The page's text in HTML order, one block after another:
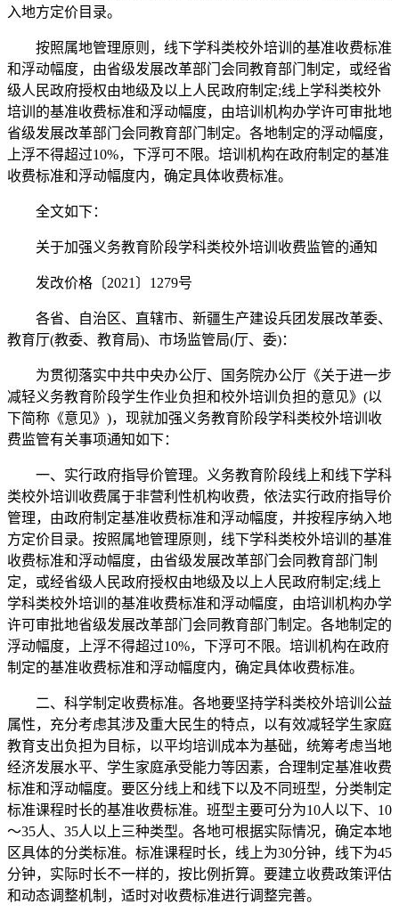
入地方定价目录。
按照属地管理原则，线下学科类校外培训的基准收费标准
和浮动幅度，由省级发展改革部门会同教育部门制定，或经省
级人民政府授权由地级及以上人民政府制定;线上学科类校外
培训的基准收费标准和浮动幅度，由培训机构办学许可审批地
省级发展改革部门会同教育部门制定。各地制定的浮动幅度，
上浮不得超过10%，下浮可不限。培训机构在政府制定的基准
收费标准和浮动幅度内，确定具体收费标准。
全文如下：
关于加强义务教育阶段学科类校外培训收费监管的通知
发改价格〔2021〕1279号
各省、自治区、直辖市、新疆生产建设兵团发展改革委、
教育厅(教委、教育局)、市场监管局(厅、委)：
为贯彻落实中共中央办公厅、国务院办公厅《关于进一步
减轻义务教育阶段学生作业负担和校外培训负担的意见》(以
下简称《意见》)，现就加强义务教育阶段学科类校外培训收
费监管有关事项通知如下：
一、实行政府指导价管理。义务教育阶段线上和线下学科
类校外培训收费属于非营利性机构收费，依法实行政府指导价
管理，由政府制定基准收费标准和浮动幅度，并按程序纳入地
方定价目录。按照属地管理原则，线下学科类校外培训的基准
收费标准和浮动幅度，由省级发展改革部门会同教育部门制
定，或经省级人民政府授权由地级及以上人民政府制定;线上
学科类校外培训的基准收费标准和浮动幅度，由培训机构办学
许可审批地省级发展改革部门会同教育部门制定。各地制定的
浮动幅度，上浮不得超过10%，下浮可不限。培训机构在政府
制定的基准收费标准和浮动幅度内，确定具体收费标准。
二、科学制定收费标准。各地要坚持学科类校外培训公益
属性，充分考虑其涉及重大民生的特点，以有效减轻学生家庭
教育支出负担为目标，以平均培训成本为基础，统筹考虑当地
经济发展水平、学生家庭承受能力等因素，合理制定基准收费
标准和浮动幅度。要区分线上和线下以及不同班型，分类制定
标准课程时长的基准收费标准。班型主要可分为10人以下、10
～35人、35人以上三种类型。各地可根据实际情况，确定本地
区具体的分类标准。标准课程时长，线上为30分钟，线下为45
分钟，实际时长不一样的，按比例折算。要建立收费政策评估
和动态调整机制，适时对收费标准进行调整完善。